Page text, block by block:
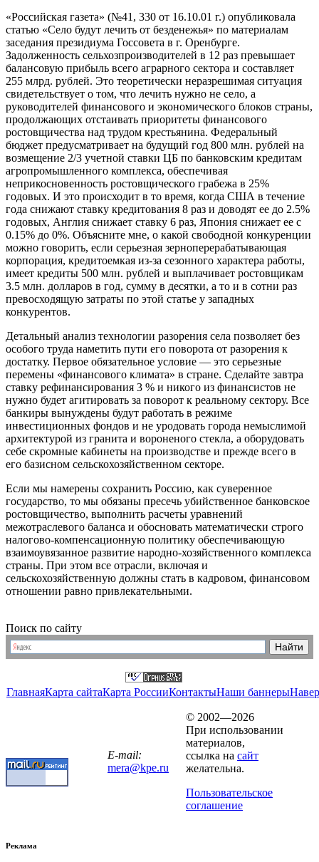
«Российская газета» (№41, 330 от 16.10.01 г.) опубликовала
статью «Село будут лечить от безденежья» по материалам
заседания президиума Госсовета в г. Оренбурге.
Задолженность сельхозпроизводителей в 12 раз превышает
балансовую прибыль всего аграрного сектора и составляет
255 млрд. рублей. Это теоретически неразрешимая ситуация
свидетельствует о том, что лечить нужно не село, а
руководителей финансового и экономического блоков страны,
продолжающих отстаивать приоритеты финансового
ростовщичества над трудом крестьянина. Федеральный
бюджет предусматривает на будущий год 800 млн. рублей на
возмещение 2/3 учетной ставки ЦБ по банковским кредитам
агропромышленного комплекса, обеспечивая
неприкосновенность ростовщического грабежа в 25%
годовых. И это происходит в то время, когда США в течение
года снижают ставку кредитования 8 раз и доводят ее до 2.5%
годовых, Англия снижает ставку 6 раз, Япония снижает ее с
0.15% до 0%. Объясните мне, о какой свободной конкуренции
можно говорить, если серьезная зерноперерабатывающая
корпорация, кредитоемкая из-за сезонного характера работы,
имеет кредиты 500 млн. рублей и выплачивает ростовщикам
3.5 млн. долларов в год, сумму в десятки, а то и в сотни раз
превосходящую затраты по этой статье у западных
конкурентов.
Детальный анализ технологии разорения села позволяет без
особого труда наметить пути его поворота от разорения к
достатку. Первое обязательное условие — это серьезные
перемены «финансового климата» в стране. Сделайте завтра
ставку рефинансирования 3 % и никого из финансистов не
нужно будет агитировать за поворот к реальному сектору. Все
банкиры вынуждены будут работать в режиме
инвестиционных фондов и не уродовать города немыслимой
архитектурой из гранита и вороненого стекла, а оборудовать
себе скромные кабинеты на производстве и прежде всего в
его базисном сельскохозяйственном секторе.
Если мы намерены сохранить Россию, как суверенное
государство, то мы обязаны пресечь убийственное банковское
ростовщичество, выполнить расчеты уравнений
межотраслевого баланса и обосновать математически строго
налогово-компенсационную политику обеспечивающую
взаимоувязанное развитие народно-хозяйственного комплекса
страны. При этом все отрасли, включая и
сельскохозяйственную должны стать в кадровом, финансовом
отношении равно привлекательными.
Поиск по сайту
ГлавнаяКарта сайтаКарта РоссииКонтактыНаши баннеры
E-mail:
mera@kpe.ru
© 2002—2026
При использовании
материалов,
ссылка на сайт
желательна.
Пользовательское
соглашение
Реклама